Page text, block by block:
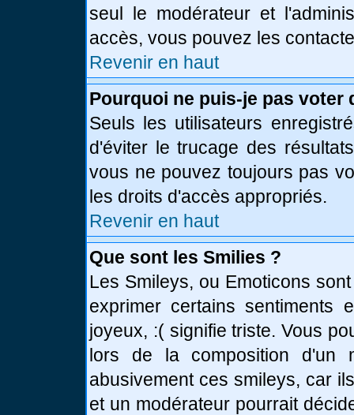
seul le modérateur et
accès, vous pouvez les
Revenir en haut
Pourquoi ne puis-je pas voter
Seuls les utilisateurs
d'éviter le trucage des
vous ne pouvez toujours pas
les droits d'accès appropriés.
Revenir en haut
Que sont les Smilies ?
Les Smileys, ou Emoticons
exprimer certains sentiments
joyeux, :( signifie triste. Vous
lors de la composition d'un
abusivement ces smileys, car
et un modérateur pourrait